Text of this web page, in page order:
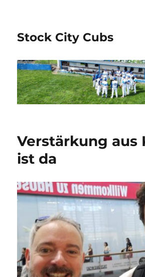
Stock City Cubs
Verstärkung aus
ist da